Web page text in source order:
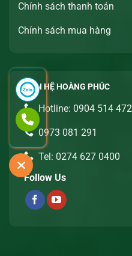
Chính sách thanh toán
Chính sách mua hàng
LIÊN HỆ HOÀNG PHÚC
Hotline: 0904 514 472
0973 081 291
Tel: 0274 627 0400
Follow Us